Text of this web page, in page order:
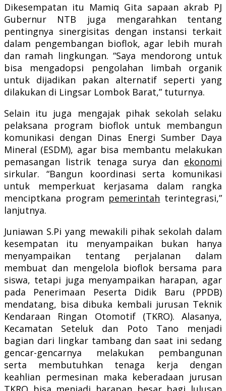
Dikesempatan itu Mamiq Gita sapaan akrab PJ
Gubernur NTB juga mengarahkan tentang
pentingnya sinergisitas dengan instansi terkait
dalam pengembangan bioflok, agar lebih murah
dan ramah lingkungan. “Saya mendorong untuk
bisa mengadopsi pengolahan limbah organik
untuk dijadikan pakan alternatif seperti yang
dilakukan di Lingsar Lombok Barat,” tuturnya.
Selain itu juga mengajak pihak sekolah selaku
pelaksana program bioflok untuk membangun
komunikasi dengan Dinas Energi Sumber Daya
Mineral (ESDM), agar bisa membantu melakukan
pemasangan listrik tenaga surya dan ekonomi
sirkular. “Bangun koordinasi serta komunikasi
untuk memperkuat kerjasama dalam rangka
menciptkana program pemerintah terintegrasi,”
lanjutnya.
Juniawan S.Pi yang mewakili pihak sekolah dalam
kesempatan itu menyampaikan bukan hanya
menyampaikan tentang perjalanan dalam
membuat dan mengelola bioflok bersama para
siswa, tetapi juga menyampaikan harapan, agar
pada Penerimaan Peserta Didik Baru (PPDB)
mendatang, bisa dibuka kembali jurusan Teknik
Kendaraan Ringan Otomotif (TKRO). Alasanya,
Kecamatan Seteluk dan Poto Tano menjadi
bagian dari lingkar tambang dan saat ini sedang
gencar-gencarnya melakukan pembangunan
serta membutuhkan tenaga kerja dengan
keahlian permesinan maka keberadaan jurusan